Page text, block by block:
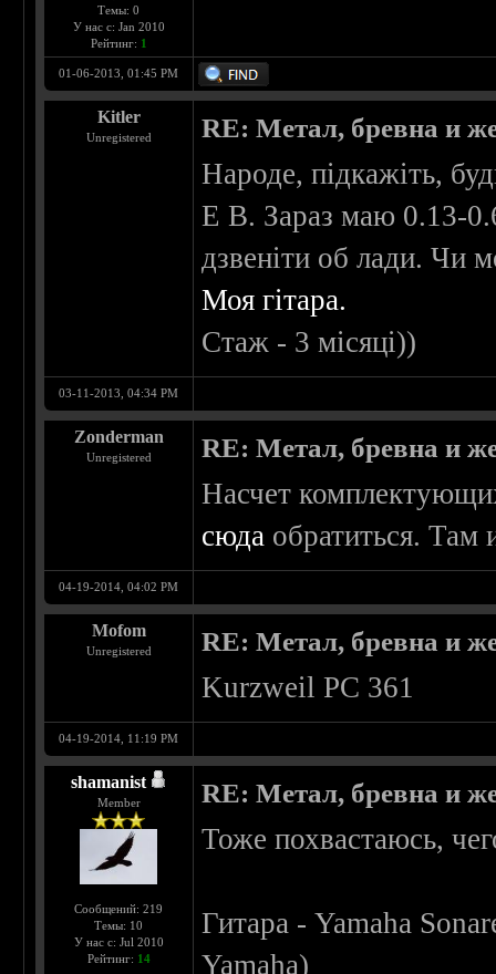
Темы: 0
У нас с: Jan 2010
Рейтинг: 1
01-06-2013, 01:45 PM
Kitler
Unregistered RE: Метал, бревна и
Народе, підкажіть,
E B. Зараз маю 0.13-
дзвеніти об лади. Чи
Моя гітара.
Стаж - 3 місяці))
03-11-2013, 04:34 PM
Zonderman
Unregistered RE: Метал, бревна и
Насчет
сюда обратиться. Там
04-19-2014, 04:02 PM
Mofom
Unregistered RE: Метал, бревна и
Kurzweil PC 361
04-19-2014, 11:19 PM
shamanist
Member
Сообщений: 219
Темы: 10
У нас с: Jul 2010
Рейтинг: 14
RE: Метал, бревна и
Тоже похвастаюсь,
Гитара - Yamaha
Yamaha)